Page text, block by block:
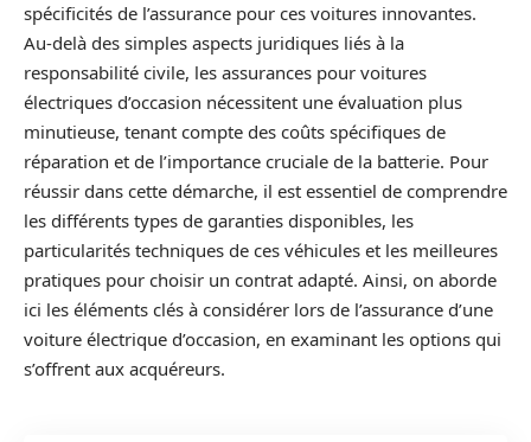
spécificités de l’assurance pour ces voitures innovantes.
Au-delà des simples aspects juridiques liés à la
responsabilité civile, les assurances pour voitures
électriques d’occasion nécessitent une évaluation plus
minutieuse, tenant compte des coûts spécifiques de
réparation et de l’importance cruciale de la batterie. Pour
réussir dans cette démarche, il est essentiel de comprendre
les différents types de garanties disponibles, les
particularités techniques de ces véhicules et les meilleures
pratiques pour choisir un contrat adapté. Ainsi, on aborde
ici les éléments clés à considérer lors de l’assurance d’une
voiture électrique d’occasion, en examinant les options qui
s’offrent aux acquéreurs.